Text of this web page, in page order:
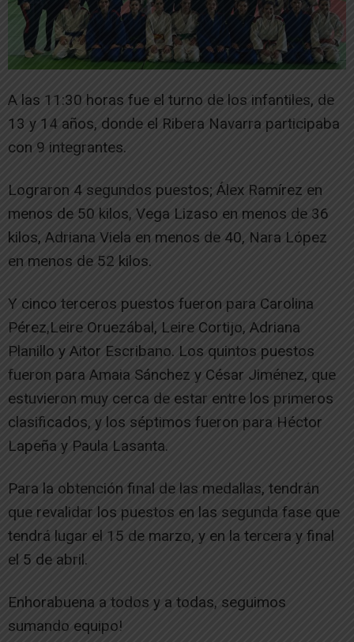
A las 11:30 horas fue el turno de los infantiles, de
13 y 14 años, donde el Ribera Navarra participaba
con 9 integrantes.
Lograron 4 segundos puestos; Álex Ramírez en
menos de 50 kilos, Vega Lizaso en menos de 36
kilos, Adriana Viela en menos de 40, Nara López
en menos de 52 kilos.
Y cinco terceros puestos fueron para Carolina
Pérez,Leire Oruezábal, Leire Cortijo, Adriana
Planillo y Aitor Escribano. Los quintos puestos
fueron para Amaia Sánchez y César Jiménez, que
estuvieron muy cerca de estar entre los primeros
clasificados, y los séptimos fueron para Héctor
Lapeña y Paula Lasanta.
Para la obtención final de las medallas, tendrán
que revalidar los puestos en las segunda fase que
tendrá lugar el 15 de marzo, y en la tercera y final
el 5 de abril.
Enhorabuena a todos y a todas, seguimos
sumando equipo!